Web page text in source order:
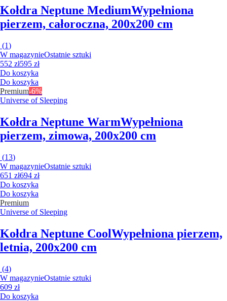
Kołdra Neptune MediumWypełniona
pierzem, całoroczna, 200x200 cm
(1)
W magazynieOstatnie sztuki
552 zł595 zł
Do koszyka
Do koszyka
Premium-6%
Universe of Sleeping
Kołdra Neptune WarmWypełniona
pierzem, zimowa, 200x200 cm
(13)
W magazynieOstatnie sztuki
651 zł694 zł
Do koszyka
Do koszyka
Premium
Universe of Sleeping
Kołdra Neptune CoolWypełniona pierzem,
letnia, 200x200 cm
(4)
W magazynieOstatnie sztuki
609 zł
Do koszyka